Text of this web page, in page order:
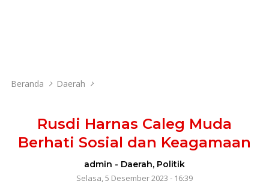
Beranda Daerah
Rusdi Harnas Caleg Muda
Berhati Sosial dan Keagamaan
admin - Daerah, Politik
Selasa, 5 Desember 2023 - 16:39